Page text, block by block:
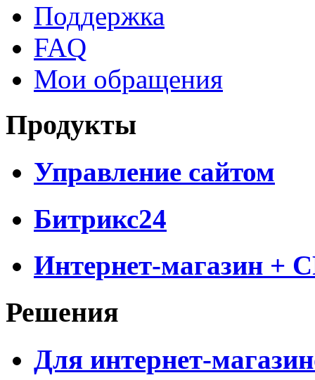
Поддержка
FAQ
Мои обращения
Продукты
Управление сайтом
Битрикс24
Интернет-магазин +
Решения
Для интернет-